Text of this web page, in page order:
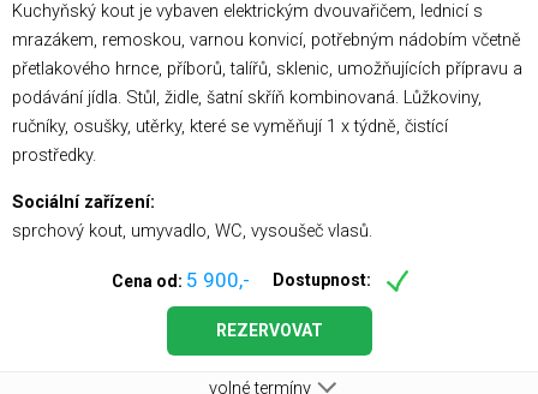
Kuchyňský kout je vybaven elektrickým dvouvařičem, lednicí s
mrazákem, remoskou, varnou konvicí, potřebným nádobím včetně
přetlakového hrnce, příborů, talířů, sklenic, umožňujících přípravu a
podávání jídla. Stůl, židle, šatní skříň kombinovaná. Lůžkoviny,
ručníky, osušky, utěrky, které se vyměňují 1 x týdně, čistící
prostředky.
Sociální zařízení:
sprchový kout, umyvadlo, WC, vysoušeč vlasů.
Cena od: 5 900,- Dostupnost:
REZERVOVAT
volné termíny